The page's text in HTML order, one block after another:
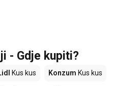
- Gdje kupiti?
Kus kus Konzum Kus kus